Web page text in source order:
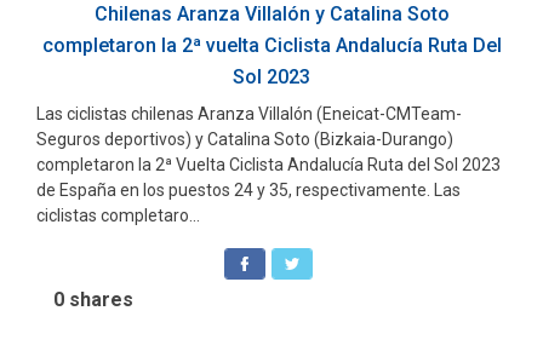
Chilenas Aranza Villalón y Catalina Soto
completaron la 2ª vuelta Ciclista Andalucía Ruta Del
Sol 2023
Las ciclistas chilenas Aranza Villalón (Eneicat-CMTeam-
Seguros deportivos) y Catalina Soto (Bizkaia-Durango)
completaron la 2ª Vuelta Ciclista Andalucía Ruta del Sol 2023
de España en los puestos 24 y 35, respectivamente. Las
ciclistas completaro...
0 shares